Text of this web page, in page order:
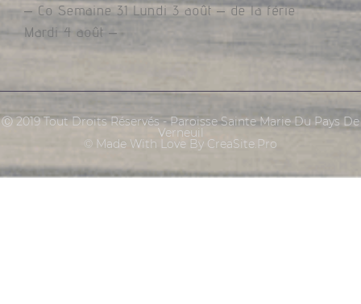
– Co Semaine 31 Lundi 3 août – de la férie
Mardi 4 août –
Ⓒ 2019 Tout Droits Réservés - Paroisse Sainte Marie Du Pays De
Verneuil
© Made With Love By CreaSite.Pro